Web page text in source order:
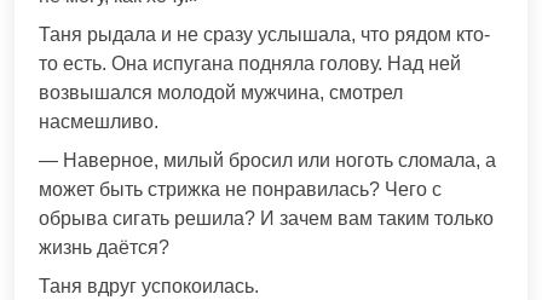
Таня рыдала и не сразу услышала, что рядом кто-
то есть. Она испугана подняла голову. Над ней
возвышался молодой мужчина, смотрел
насмешливо.
— Наверное, милый бросил или ноготь сломала, а
может быть стрижка не понравилась? Чего с
обрыва сигать решила? И зачем вам таким только
жизнь даётся?
Таня вдруг успокоилась.